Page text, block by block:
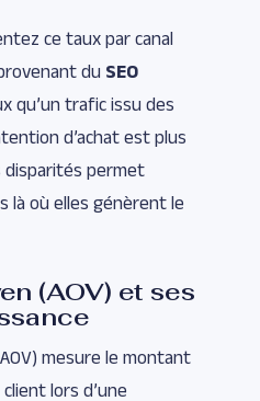
ce taux par canal
du SEO
qu’un trafic issu des
d’achat est plus
disparités permet
là où elles génèrent le
(AOV) et ses
mesure le montant
lors d’une